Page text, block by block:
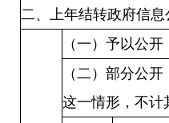
二、上年结转政府信
（一）予以公开
（二）部分公
这一情形，不计